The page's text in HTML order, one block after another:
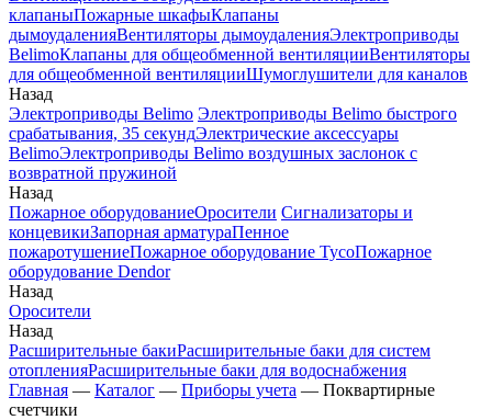
клапаныПожарные шкафыКлапаны
дымоудаленияВентиляторы дымоудаленияЭлектроприводы
BelimoКлапаны для общеобменной вентиляцииВентиляторы
для общеобменной вентиляцииШумоглушители для каналов
Назад
Электроприводы Belimo Электроприводы Belimo быстрого
срабатывания, 35 секундЭлектрические аксессуары
BelimoЭлектроприводы Belimo воздушных заслонок c
возвратной пружиной
Назад
Пожарное оборудованиеОросители Сигнализаторы и
концевикиЗапорная арматураПенное
пожаротушениеПожарное оборудование TycoПожарное
оборудование Dendor
Назад
Оросители
Назад
Расширительные бакиРасширительные баки для систем
отопленияРасширительные баки для водоснабжения
Главная — Каталог — Приборы учета — Поквартирные
счетчики